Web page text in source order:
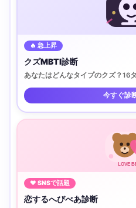
🔥 急上昇
クズMBTI診断
あなたはどんなタイプのクズ？16
今すぐ診
LOVE
♥ SNSで話題
恋するへびべあ診断